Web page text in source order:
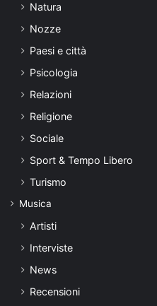
Natura
Nozze
Paesi e città
Psicologia
Relazioni
Religione
Sociale
Sport & Tempo Libero
Turismo
Musica
Artisti
Interviste
News
Recensioni